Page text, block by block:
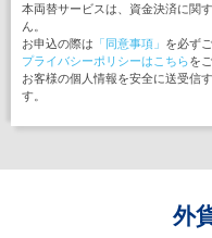
本両替サービスは、資金決済に関
ん。
お申込の際は 「同意事項」 を必ず
プライバシーポリシーはこちらを
お客様の個人情報を安全に送受信
す。
外